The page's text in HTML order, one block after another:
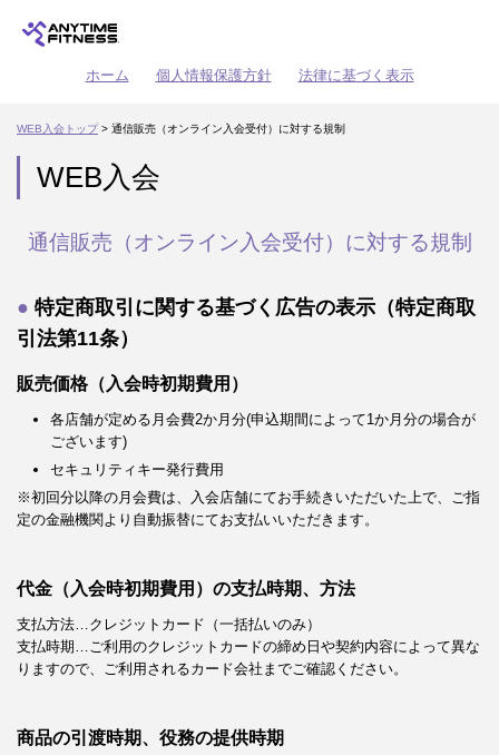
ホーム 個人情報保護方針 法律に基づく表示
WEB入会トップ> 通信販売（オンライン入会受付）に対する規制
WEB入会
通信販売（オンライン入会受付）に対する規制
特定商取引に関する基づく広告の表示（特定商取
引法第11条）
販売価格（入会時初期費用）
各店舗が定める月会費2か月分(申込期間によって1か月分の場合が
ございます)
セキュリティキー発行費用
※初回分以降の月会費は、入会店舗にてお手続きいただいた上で、ご指
定の金融機関より自動振替にてお支払いいただきます。
代金（入会時初期費用）の支払時期、方法
支払方法…クレジットカード（一括払いのみ）
支払時期…ご利用のクレジットカードの締め日や契約内容によって異な
りますので、ご利用されるカード会社までご確認ください。
商品の引渡時期、役務の提供時期